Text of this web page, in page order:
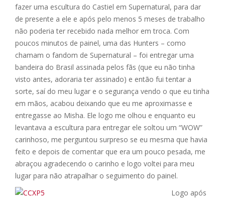
fazer uma escultura do Castiel em Supernatural, para dar
de presente a ele e após pelo menos 5 meses de trabalho
não poderia ter recebido nada melhor em troca. Com
poucos minutos de painel, uma das Hunters – como
chamam o fandom de Supernatural – foi entregar uma
bandeira do Brasil assinada pelos fãs (que eu não tinha
visto antes, adoraria ter assinado) e então fui tentar a
sorte, saí do meu lugar e o segurança vendo o que eu tinha
em mãos, acabou deixando que eu me aproximasse e
entregasse ao Misha. Ele logo me olhou e enquanto eu
levantava a escultura para entregar ele soltou um “WOW”
carinhoso, me perguntou surpreso se eu mesma que havia
feito e depois de comentar que era um pouco pesada, me
abraçou agradecendo o carinho e logo voltei para meu
lugar para não atrapalhar o seguimento do painel.
Logo após